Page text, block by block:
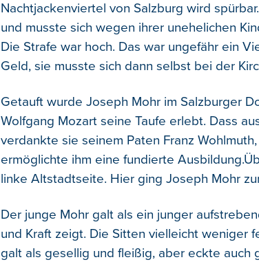
Nachtjackenviertel von Salzburg wird
und musste sich wegen ihrer unehelichen
Die Strafe war hoch. Das war ungefähr ein
Geld, sie musste sich dann selbst bei der
Getauft wurde Joseph Mohr im Salzburger
Wolfgang Mozart seine Taufe erlebt. Dass
verdankte sie seinem Paten Franz
ermöglichte ihm eine fundierte
linke Altstadtseite. Hier ging Joseph Mohr
Der junge Mohr galt als ein junger
und Kraft zeigt. Die Sitten vielleicht weniger
galt als gesellig und fleißig, aber eckte auch